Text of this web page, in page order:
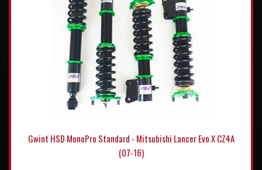
Gwint HSD MonoPro Standard - Mitsubishi Lancer Evo X CZ4A
(07-16)